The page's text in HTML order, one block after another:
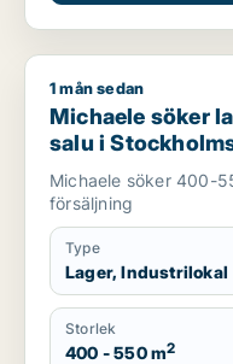
Michaele söker lager
1 mån sedan
Michaele söker
salu i
Michaele söker 400-
försäljning
Type
Lager, Industrilokal
Storlek
400 - 550 m2